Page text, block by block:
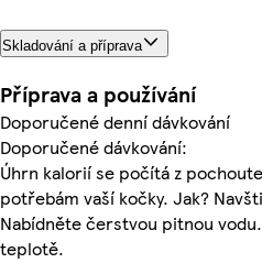
Skladování a příprava
Příprava a používání
Doporučené denní dávkování
Doporučené dávkování:
Úhrn kalorií se počítá z
potřebám vaší kočky. Jak?
Nabídněte čerstvou pitnou
teplotě.